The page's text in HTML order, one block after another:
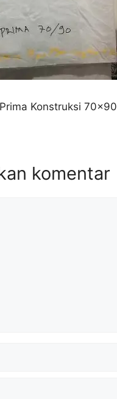
Konstruksi 70×90
komentar